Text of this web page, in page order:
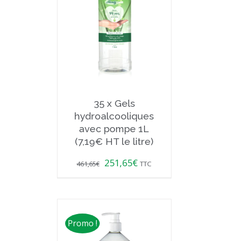
35 x Gels
hydroalcooliques
avec pompe 1L
(7,19€ HT le litre)
461,65€ 251,65€ TTC
Promo !